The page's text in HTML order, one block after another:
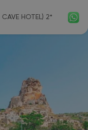
CAVE HOTEL) 2*